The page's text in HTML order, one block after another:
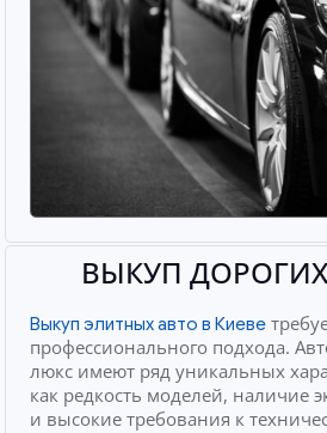
ВЫКУП
Выкуп элитных авто в Киеве
профессионального подхода.
люкс имеют ряд уникальных
как редкость моделей, наличие
и высокие требования к